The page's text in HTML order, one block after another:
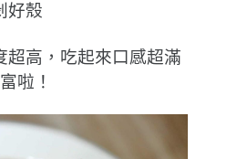
好殼
超高，吃起來口感超滿
啦！